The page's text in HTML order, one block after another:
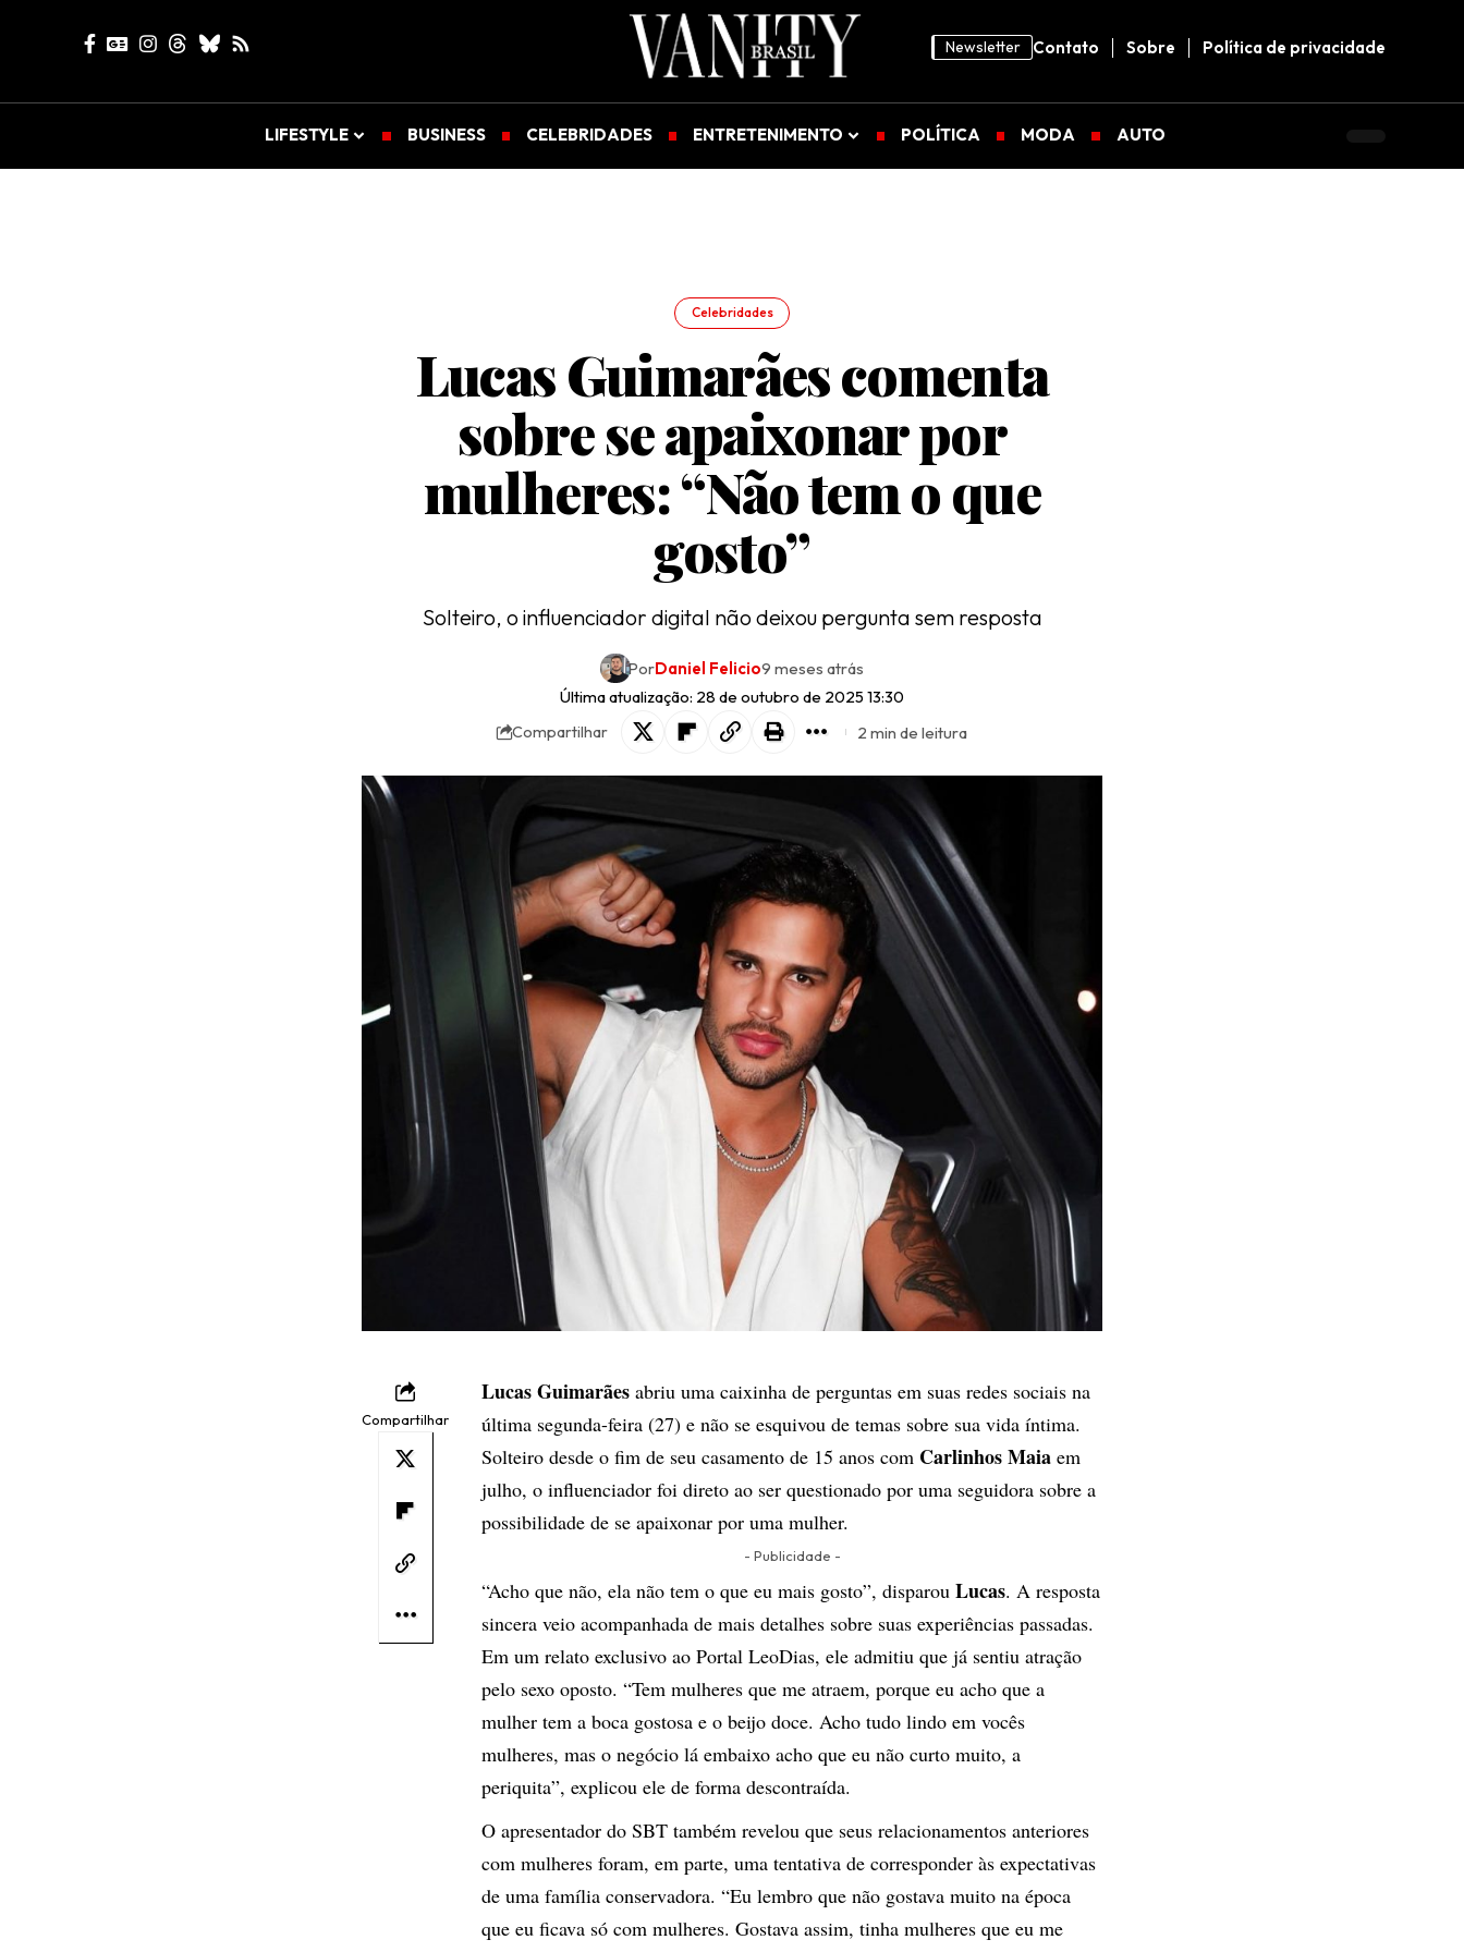
Newsletter Contato Sobre Política de privacidade
LIFESTYLE BUSINESS CELEBRIDADES ENTRETENIMENTO POLÍTICA MODA AUTO
Celebridades
Lucas Guimarães comenta
sobre se apaixonar por
mulheres: “Não tem o que
gosto”
Solteiro, o influenciador digital não deixou pergunta sem resposta
Última atualização: 28 de outubro de 2025 13:30
PorDaniel Felicio9 meses atrás
Compartilhar 2 min de leitura
Compartilhar
Lucas Guimarães abriu uma caixinha de perguntas em suas redes sociais na
última segunda-feira (27) e não se esquivou de temas sobre sua vida íntima.
Solteiro desde o fim de seu casamento de 15 anos com Carlinhos Maia em
julho, o influenciador foi direto ao ser questionado por uma seguidora sobre a
possibilidade de se apaixonar por uma mulher.
- Publicidade -
“Acho que não, ela não tem o que eu mais gosto”, disparou Lucas. A resposta
sincera veio acompanhada de mais detalhes sobre suas experiências passadas.
Em um relato exclusivo ao Portal LeoDias, ele admitiu que já sentiu atração
pelo sexo oposto. “Tem mulheres que me atraem, porque eu acho que a
mulher tem a boca gostosa e o beijo doce. Acho tudo lindo em vocês
mulheres, mas o negócio lá embaixo acho que eu não curto muito, a
periquita”, explicou ele de forma descontraída.
O apresentador do SBT também revelou que seus relacionamentos anteriores
com mulheres foram, em parte, uma tentativa de corresponder às expectativas
de uma família conservadora. “Eu lembro que não gostava muito na época
que eu ficava só com mulheres. Gostava assim, tinha mulheres que eu me